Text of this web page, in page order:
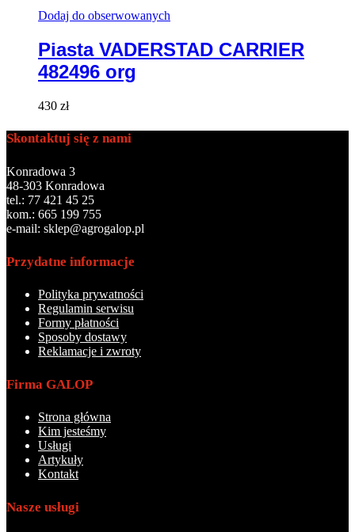
Dodaj do obserwowanych
Piasta VADERSTAD CARRIER
482496 org
430 zł
Skontaktuj się z nami
Konradowa 3
48-303 Konradowa
tel.: 77 421 45 25
kom.: 665 199 755
e-mail: sklep@agrogalop.pl
Przydatne informacje
Polityka prywatności
Regulamin serwisu
Formy płatności
Sposoby dostawy
Reklamacje i zwroty
Firma GALOP
Strona główna
Kim jesteśmy
Usługi
Artykuły
Kontakt
Nasze usługi